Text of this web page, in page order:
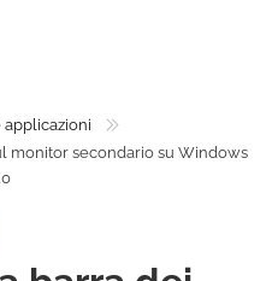
monitor secondario su Windows